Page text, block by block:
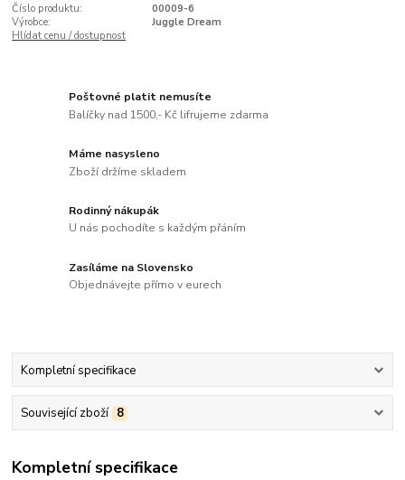
Číslo produktu:
00009-6
Výrobce:
Juggle Dream
Hlídat cenu / dostupnost
Poštovné platit nemusíte
Balíčky nad 1500,- Kč lifrujeme zdarma
Máme nasysleno
Zboží držíme skladem
Rodinný nákupák
U nás pochodíte s každým přáním
Zasíláme na Slovensko
Objednávejte přímo v eurech
Kompletní specifikace
Související zboží 8
Kompletní specifikace